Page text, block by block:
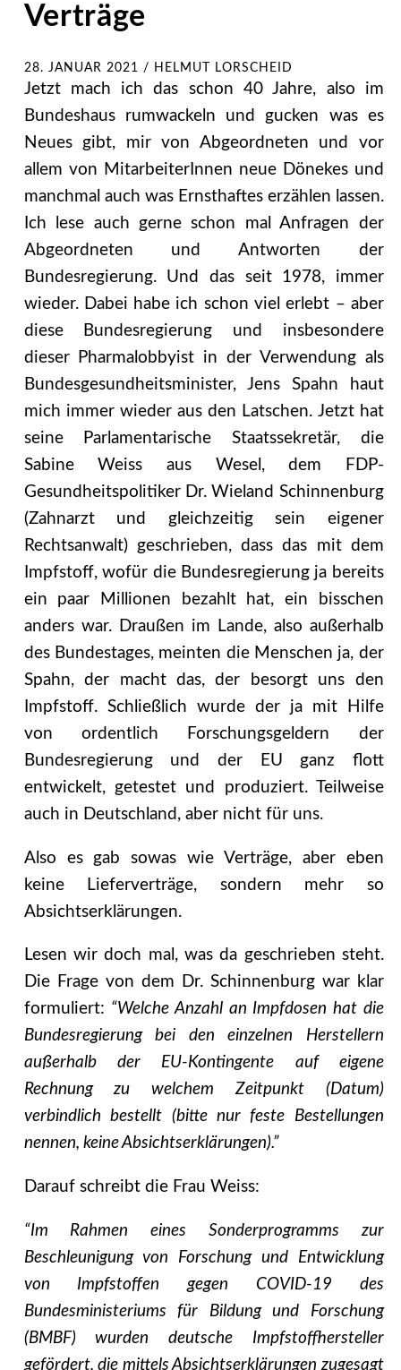
Verträge
28. JANUAR 2021 / HELMUT LORSCHEID
Jetzt mach ich das schon 40 Jahre, also im
Bundeshaus rumwackeln und gucken was es
Neues gibt, mir von Abgeordneten und vor
allem von MitarbeiterInnen neue Dönekes und
manchmal auch was Ernsthaftes erzählen lassen.
Ich lese auch gerne schon mal Anfragen der
Abgeordneten und Antworten der
Bundesregierung. Und das seit 1978, immer
wieder. Dabei habe ich schon viel erlebt – aber
diese Bundesregierung und insbesondere
dieser Pharmalobbyist in der Verwendung als
Bundesgesundheitsminister, Jens Spahn haut
mich immer wieder aus den Latschen. Jetzt hat
seine Parlamentarische Staatssekretär, die
Sabine Weiss aus Wesel, dem FDP-
Gesundheitspolitiker Dr. Wieland Schinnenburg
(Zahnarzt und gleichzeitig sein eigener
Rechtsanwalt) geschrieben, dass das mit dem
Impfstoff, wofür die Bundesregierung ja bereits
ein paar Millionen bezahlt hat, ein bisschen
anders war. Draußen im Lande, also außerhalb
des Bundestages, meinten die Menschen ja, der
Spahn, der macht das, der besorgt uns den
Impfstoff. Schließlich wurde der ja mit Hilfe
von ordentlich Forschungsgeldern der
Bundesregierung und der EU ganz flott
entwickelt, getestet und produziert. Teilweise
auch in Deutschland, aber nicht für uns.
Also es gab sowas wie Verträge, aber eben
keine Lieferverträge, sondern mehr so
Absichtserklärungen.
Lesen wir doch mal, was da geschrieben steht.
Die Frage von dem Dr. Schinnenburg war klar
formuliert: “Welche Anzahl an Impfdosen hat die
Bundesregierung bei den einzelnen Herstellern
außerhalb der EU-Kontingente auf eigene
Rechnung zu welchem Zeitpunkt (Datum)
verbindlich bestellt (bitte nur feste Bestellungen
nennen, keine Absichtserklärungen).”
Darauf schreibt die Frau Weiss:
“Im Rahmen eines Sonderprogramms zur
Beschleunigung von Forschung und Entwicklung
von Impfstoffen gegen COVID-19 des
Bundesministeriums für Bildung und Forschung
(BMBF) wurden deutsche Impfstoffhersteller
gefördert, die mittels Absichtserklärungen zugesagt